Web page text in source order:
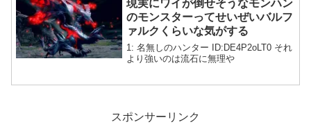
現実にワイが倒せそうなモンハン
のモンスターってせいぜいバルフ
ァルクくらいな気がする
1: 名無しのハンター ID:DE4P2oLT0 それ
より強いのは流石に無理や
スポンサーリンク